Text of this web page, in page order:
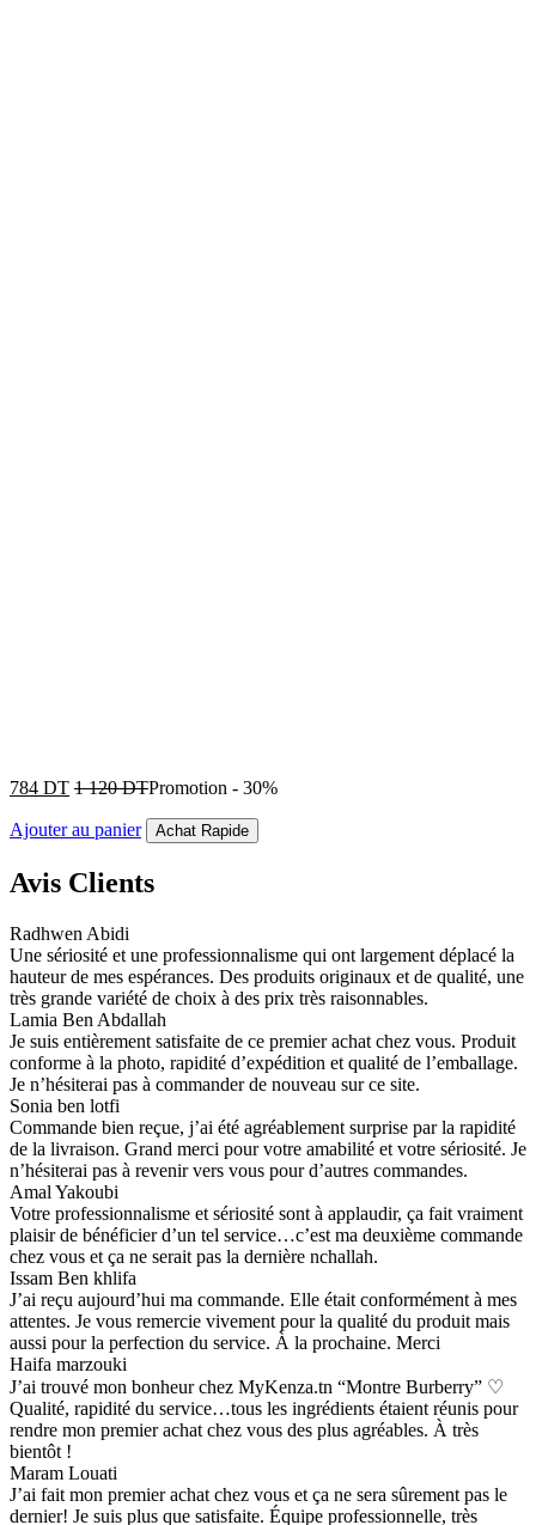
784 DT 1 120DTPromotion - 30%
Ajouter au panier Achat Rapide
Avis Clients
Radhwen Abidi
Une sériosité et une professionnalisme qui ont largement déplacé la
hauteur de mes espérances. Des produits originaux et de qualité, une
très grande variété de choix à des prix très raisonnables.
Lamia Ben Abdallah
Je suis entièrement satisfaite de ce premier achat chez vous. Produit
conforme à la photo, rapidité d’expédition et qualité de l’emballage.
Je n’hésiterai pas à commander de nouveau sur ce site.
Sonia ben lotfi
Commande bien reçue, j’ai été agréablement surprise par la rapidité
de la livraison. Grand merci pour votre amabilité et votre sériosité. Je
n’hésiterai pas à revenir vers vous pour d’autres commandes.
Amal Yakoubi
Votre professionnalisme et sériosité sont à applaudir, ça fait vraiment
plaisir de bénéficier d’un tel service…c’est ma deuxième commande
chez vous et ça ne serait pas la dernière nchallah.
Issam Ben khlifa
J’ai reçu aujourd’hui ma commande. Elle était conformément à mes
attentes. Je vous remercie vivement pour la qualité du produit mais
aussi pour la perfection du service. À la prochaine. Merci
Haifa marzouki
J’ai trouvé mon bonheur chez MyKenza.tn “Montre Burberry” ♡
Qualité, rapidité du service…tous les ingrédients étaient réunis pour
rendre mon premier achat chez vous des plus agréables. À très
bientôt !
Maram Louati
J’ai fait mon premier achat chez vous et ça ne sera sûrement pas le
dernier! Je suis plus que satisfaite. Équipe professionnelle, très